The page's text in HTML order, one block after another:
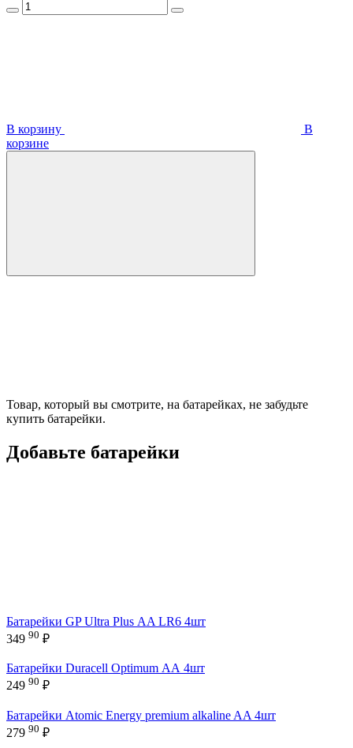
В корзину
В
корзинe
Товар, который вы смотрите, на батарейках, не забудьте
купить батарейки.
Добавьте батарейки
Батарейки GP Ultra Plus АA LR6 4шт
349 90 ₽
Батарейки Duracell Optimum АА 4шт
249 90 ₽
Батарейки Atomic Energy premium alkaline AA 4шт
279 90 ₽